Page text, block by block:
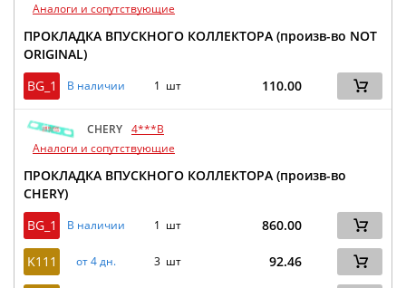
Аналоги и сопутствующие
ПРОКЛАДКА ВПУСКНОГО КОЛЛЕКТОРА (произв-во NOT
ORIGINAL)
BG_1
В наличии 1 шт 110.00
CHERY 4***B
Аналоги и сопутствующие
ПРОКЛАДКА ВПУСКНОГО КОЛЛЕКТОРА (произв-во
CHERY)
BG_1
В наличии 1 шт 860.00
K111 от 4 дн. 3 шт 92.46